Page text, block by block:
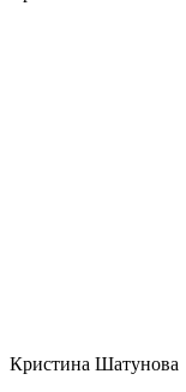
Кристина Шатунова